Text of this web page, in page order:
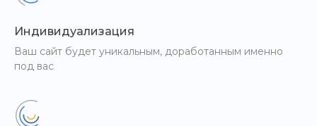
Индивидуализация
Ваш сайт будет уникальным, доработанным именно
под вас